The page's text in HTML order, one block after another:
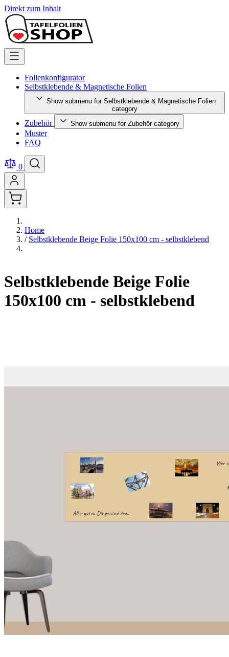
Direkt zum Inhalt
Folienkonfigurator
Selbstklebende & Magnetische Folien
Show submenu for Selbstklebende & Magnetische Folien
category
Zubehör Show submenu for Zubehör category
Muster
FAQ
0
Home
/ Selbstklebende Beige Folie 150x100 cm - selbstklebend
Selbstklebende Beige Folie
150x100 cm - selbstklebend